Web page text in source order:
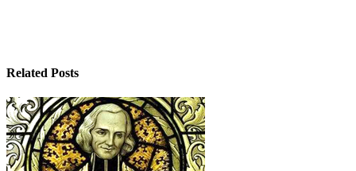
Related Posts